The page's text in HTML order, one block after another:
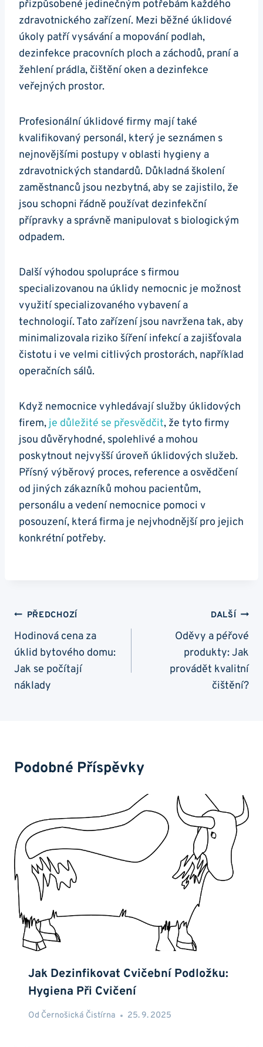
přizpůsobené jedinečným potřebám každého
zdravotnického zařízení. Mezi běžné úklidové
úkoly patří vysávání a mopování podlah,
dezinfekce pracovních ploch a záchodů, praní a
žehlení prádla, čištění oken a dezinfekce
veřejných prostor.
Profesionální úklidové firmy mají také
kvalifikovaný personál, který je seznámen s
nejnovějšími postupy v oblasti hygieny a
zdravotnických standardů. Důkladná školení
zaměstnanců jsou nezbytná, aby se zajistilo, že
jsou schopni řádně používat dezinfekční
přípravky a správně manipulovat s biologickým
odpadem.
Další výhodou spolupráce s firmou
specializovanou na úklidy nemocnic je možnost
využití specializovaného vybavení a
technologií. Tato zařízení jsou navržena tak, aby
minimalizovala riziko šíření infekcí a zajišťovala
čistotu i ve velmi citlivých prostorách, například
operačních sálů.
Když nemocnice vyhledávají služby úklidových
firem, je důležité se přesvědčit, že tyto firmy
jsou důvěryhodné, spolehlivé a mohou
poskytnout nejvyšší úroveň úklidových služeb.
Přísný výběrový proces, reference a osvědčení
od jiných zákazníků mohou pacientům,
personálu a vedení nemocnice pomoci v
posouzení, která firma je nejvhodnější pro jejich
konkrétní potřeby.
Navigace
Pro
Příspěvek
PŘEDCHOZÍ
Hodinová cena za
úklid bytového domu:
Jak se počítají
náklady
DALŠÍ
Oděvy a péřové
produkty: Jak
provádět kvalitní
čištění?
Podobné Příspěvky
Jak Dezinfikovat Cvičební Podložku:
Hygiena Při Cvičení
Od Černošická Čistírna 25. 9. 2025